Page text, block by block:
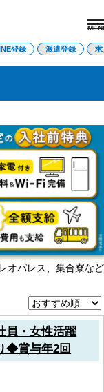
登録 派遣登録 求
オパレス、集合寮など
員・女性活躍
◆賞与年2回